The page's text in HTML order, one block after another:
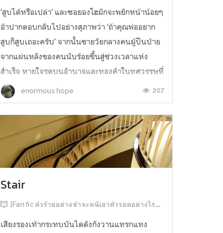
‘สูบได้หรือเปล่า’ และซอยองโฮมักจะพยักหน้าน้อยๆ
อ้าปากตอบกลับไปอย่างสุภาพว่า ‘ถ้าคุณพ่ออยาก
สูบก็สูบเถอะครับ’ จากนั้นชายวัยกลางคนผู้ปีนป่าย
จากแผ่นหลังของคนนับร้อยขึ้นสู่ช่วงเวลาแห่ง
สำเร็จ หายใจรดบนอำนาจและทองคำในทศวรรษที่
ชื่อเสียงของตระกูลซอโด่งดังจนถึงขีดสุด เคาะก้น
ซองบุหรี่สีเงินยวงเพื่อให้มวลยา...
enormous hope 207
Stair
[Fan fic ตัวร้ายอย่างข้าจะหนีเอาตัวรอดอย่างไรดี]
เสียงรองเท้ากระทบบันไดดังกังวานแทรกแทง